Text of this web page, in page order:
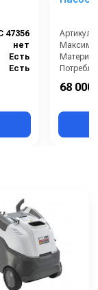
47356
нет
Есть
Есть
Артикул:
68 000